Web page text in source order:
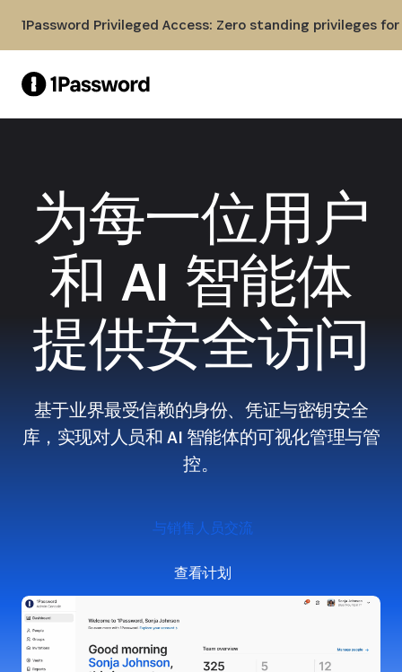
1Password Privileged Access: Zero standing privileges
为每一位用户
和 AI 智能体
提供安全访问
基于业界最受信赖的身份、凭证与密钥安全
库，实现对人员和 AI 智能体的可视化管理与管
控。
与销售人员交流
查看计划